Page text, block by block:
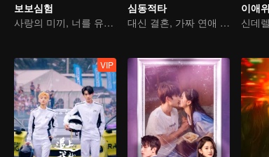
보보심험
사랑의 미끼, 너를 유혹하다
심동적타
대신 결혼, 가짜 연애 진짜 사랑
이애
VIP